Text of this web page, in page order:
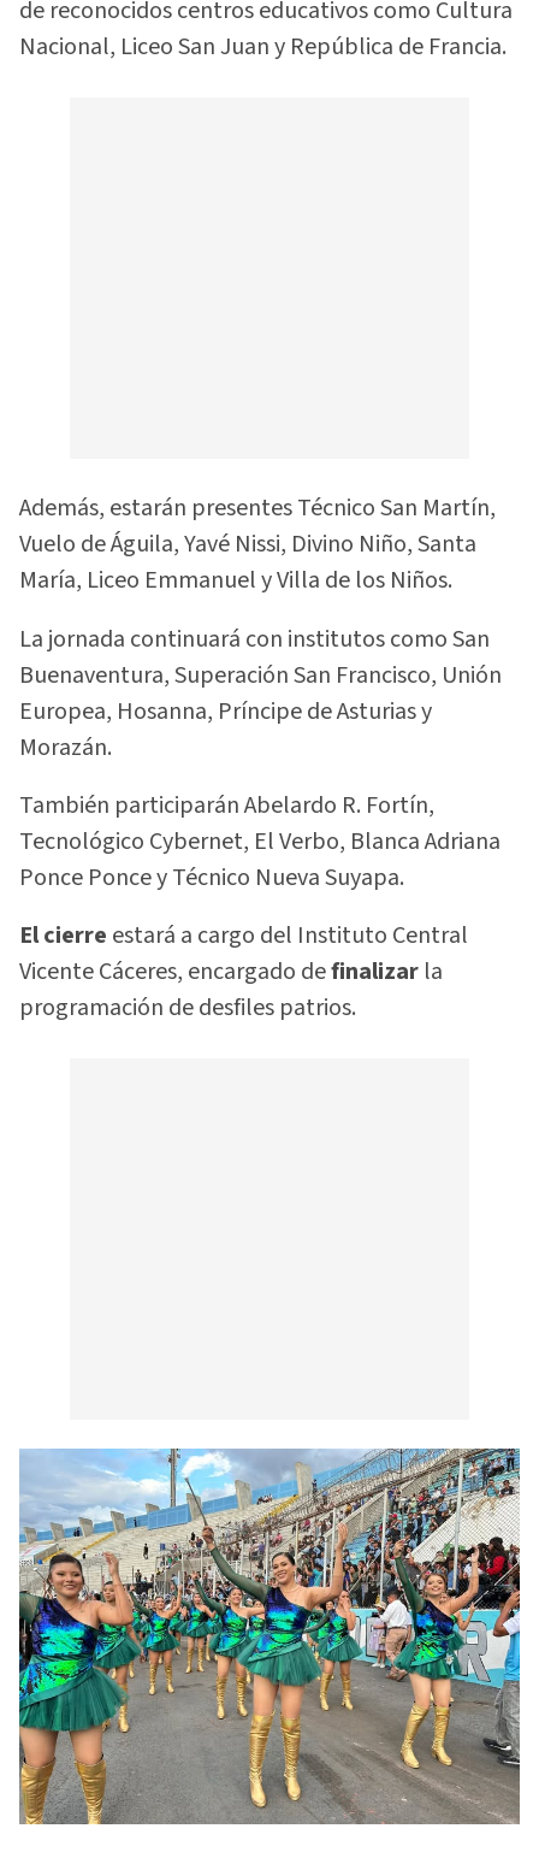
de reconocidos centros educativos como Cultura
Nacional, Liceo San Juan y República de Francia.
Además, estarán presentes Técnico San Martín,
Vuelo de Águila, Yavé Nissi, Divino Niño, Santa
María, Liceo Emmanuel y Villa de los Niños.
La jornada continuará con institutos como San
Buenaventura, Superación San Francisco, Unión
Europea, Hosanna, Príncipe de Asturias y
Morazán.
También participarán Abelardo R. Fortín,
Tecnológico Cybernet, El Verbo, Blanca Adriana
Ponce Ponce y Técnico Nueva Suyapa.
El cierre estará a cargo del Instituto Central
Vicente Cáceres, encargado definalizar la
programación de desfiles patrios.